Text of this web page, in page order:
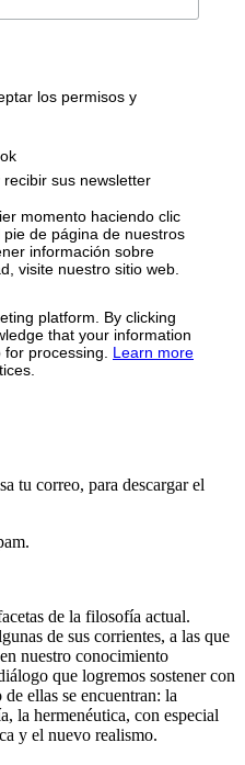
los permisos y
sus newsletter
momento haciendo clic
de página de nuestros
información sobre
visite nuestro sitio web.
platform. By clicking
that your information
processing. Learn more
tu correo, para descargar el
de la filosofía actual.
de sus corrientes, a las que
nuestro conocimiento
que logremos sostener con
ellas se encuentran: la
la hermenéutica, con especial
y el nuevo realismo.